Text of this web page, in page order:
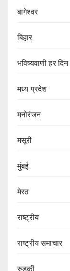
बागेश्वर
बिहार
भविष्यवाणी हर दिन
मध्य प्रदेश
मनोरंजन
मसूरी
मुंबई
मेरठ
राष्ट्रीय
राष्ट्रीय समाचार
रुड़की